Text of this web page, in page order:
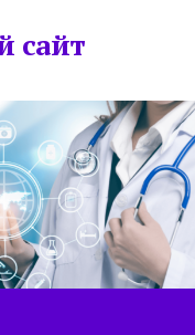
сайт